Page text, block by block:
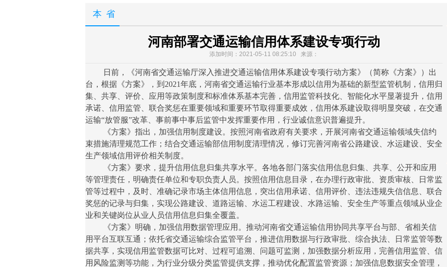
本省
河南部署交通运输信用体系建设专项行动
添加时间：2021-05-11 08:25:10 来源：
日前，《河南省交通运输厅深入推进交通运输信用体系建设专项行动方案》（简称《方案》）出
台，根据《方案》，到2021年底，河南省交通运输行业基本形成以信用为基础的新型监管机制，信用归
集、共享、评价、应用等政策制度和标准体系基本完善，信用监管科技化、智能化水平显著提升，信用
承诺、信用监管、联合奖惩在重要领域和重要环节取得重要成效，信用体系建设取得明显突破，在交通
运输“放管服”改革、事前事中事后监管中发挥重要作用，行业诚信意识普遍提升。
《方案》指出，加强信用制度建设。按照河南省政府有关要求，开展河南省交通运输领域失信约
束措施清理规范工作；结合交通运输部信用制度清理情况，修订完善河南省公路建设、水运建设、安全
生产领域信用评价相关制度。
《方案》要求，提升信用信息归集共享水平。各地各部门落实信用信息归集、共享、公开和应用
等管理责任，明确责任单位和专职负责人员。按照信用信息目录，在办理行政审批、资质审核、日常监
管等过程中，及时、准确记录市场主体信用信息，突出信用承诺、信用评价、违法违规失信信息、联合
奖惩的记录与归集，实现公路建设、道路运输、水运工程建设、水路运输、安全生产等重点领域从业企
业和关键岗位从业人员信用信息归集全覆盖。
《方案》明确，加强信用数据管理应用。推动河南省交通运输信用协同共享平台与部、省相关信
用平台互联互通；依托省交通运输综合监管平台，推进信用数据与行政审批、综合执法、日常监管等数
据共享，实现信用监管数据可比对、过程可追溯、问题可监测，加强数据分析应用，完善信用监管、信
用风险监测等功能，为行业分级分类监管提供支撑，推动优化配置监管资源；加强信息数据安全管理，